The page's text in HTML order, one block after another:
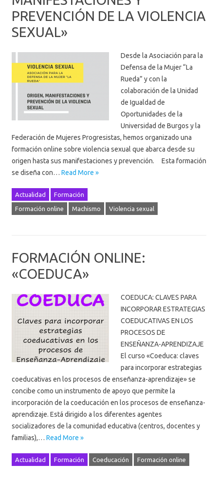
PREVENCIÓN DE LA VIOLENCIA
SEXUAL»
Desde la Asociación para la
Defensa de la Mujer “La
Rueda” y con la
colaboración de la Unidad
de Igualdad de
Oportunidades de la
Universidad de Burgos y la
Federación de Mujeres Progresistas, hemos organizado una
formación online sobre violencia sexual que abarca desde su
origen hasta sus manifestaciones y prevención. Esta formación
se diseña con… Read More »
Actualidad Formación
Formación online Machismo Violencia sexual
FORMACIÓN ONLINE:
«COEDUCA»
COEDUCA: CLAVES PARA
INCORPORAR ESTRATEGIAS
COEDUCATIVAS EN LOS
PROCESOS DE
ENSEÑANZA-APRENDIZAJE
El curso «Coeduca: claves
para incorporar estrategias
coeducativas en los procesos de enseñanza-aprendizaje» se
concibe como un instrumento de apoyo que permite la
incorporación de la coeducación en los procesos de enseñanza-
aprendizaje. Está dirigido a los diferentes agentes
socializadores de la comunidad educativa (centros, docentes y
familias),… Read More »
Actualidad Formación Coeducación Formación online